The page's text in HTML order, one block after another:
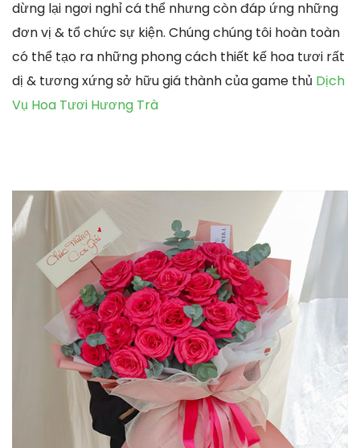
dừng lại ngơi nghỉ cá thể nhưng còn đáp ứng những
đơn vị & tổ chức sự kiện. Chúng chúng tôi hoàn toàn
có thể tạo ra những phong cách thiết kế hoa tươi rất
dị & tương xứng sở hữu giá thành của game thủ Dịch
Vụ Hoa Tươi Hương Trà